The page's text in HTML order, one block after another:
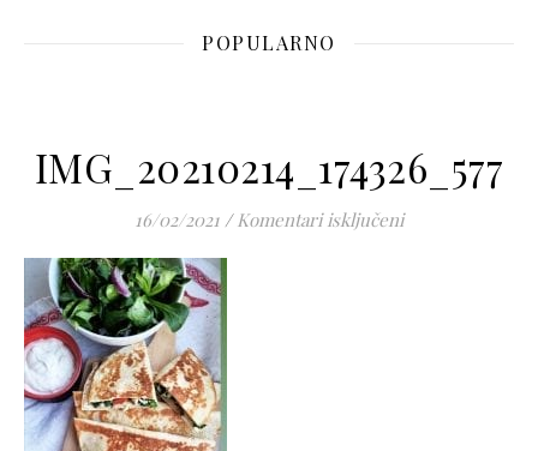
POPULARNO
IMG_20210214_174326_577
16/02/2021 / Komentari isključeniza